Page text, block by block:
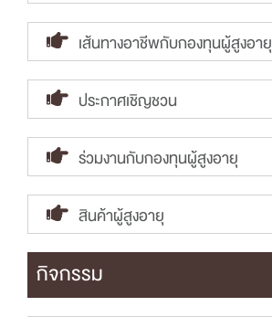
เส้นทางอาชีพกับกองทุนผู้สูงอายุ
ประกาศเชิญชวน
ร่วมงานกับกองทุนผู้สูงอายุ
สินค้าผู้สูงอายุ
กิจกรรม